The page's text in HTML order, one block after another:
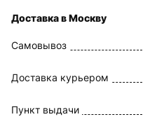
Доставка в Москву
Самовывоз
Доставка курьером
Пункт выдачи